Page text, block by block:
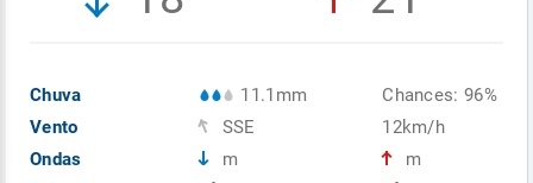
Chuva
Vento
Ondas
11.1mm
SSE
m
Chances: 96%
12km/h
m